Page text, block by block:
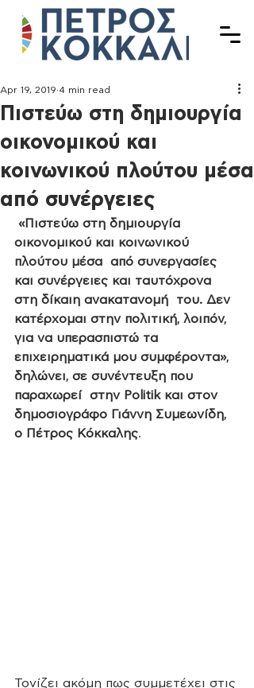
Πιστεύω στη δημιουργία
οικονομικού και
κοινωνικού πλούτου μέσα
από συνέργειες
Apr 19, 2019 4 min read
«Πιστεύω στη δημιουργία
οικονομικού και κοινωνικού
πλούτου μέσα  από συνεργασίες
και συνέργειες και ταυτόχρονα
στη δίκαιη ανακατανομή  του. Δεν
κατέρχομαι στην πολιτική, λοιπόν,
για να υπερασπιστώ τα
επιχειρηματικά μου συμφέροντα»,
δηλώνει, σε συνέντευξη που
παραχωρεί  στην Politik και στον
δημοσιογράφο Γιάννη Συμεωνίδη,
ο Πέτρος Κόκκαλης.
Τονίζει ακόμη πως συμμετέχει στις